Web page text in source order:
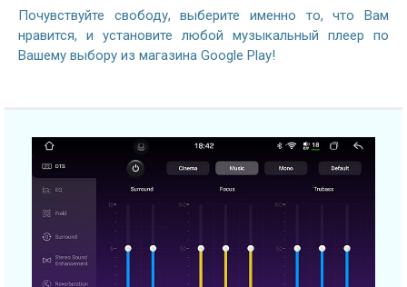
Почувствуйте свободу, выберите именно то, что Вам
нравится, и установите любой музыкальный плеер по
Вашему выбору из магазина Google Play!